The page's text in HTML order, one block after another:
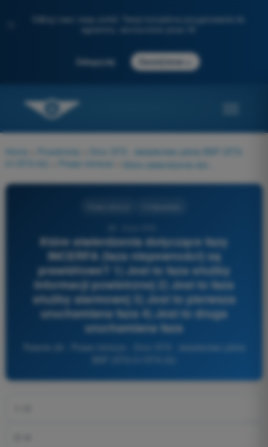
Odkryj nasz nowy portal: Twoje kompletne przygotowanie do
Zaloguj się Zacznij teraz
Home Przedmioty
Dron STS - świadectwo pilota BSP (STS-
Prawo lotnicze
Które stwierdzenia dotyczące fazy
INCERFA (faza niepewności) są
prawidłowe? 1) Jest to faza służby
informacji powietrznej 2) Jest to faza
służby alarmowej 3) Jest to pierwsza
uruchamiana faza 4) Jest to druga
uruchamiana faza